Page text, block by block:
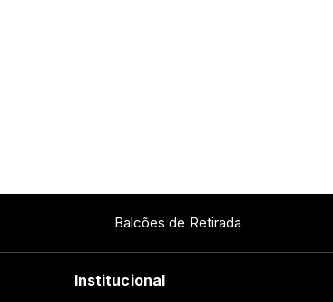
Balcões de Retirada
Institucional